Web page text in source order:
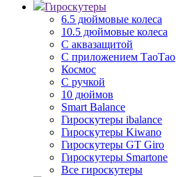
Гироскутеры
6.5 дюймовые колеса
10.5 дюймовые колеса
С аквазащитой
С приложением ТаоТао
Космос
С ручкой
10 дюймов
Smart Balance
Гироскутеры ibalance
Гироскутеры Kiwano
Гироскутеры GT Giro
Гироскутеры Smartone
Все гироскутеры